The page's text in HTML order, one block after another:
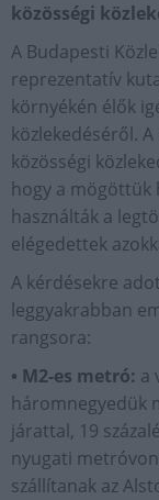
közösségi
A Budapesti
reprezentatív
környékén élők
közlekedéséről.
közösségi
hogy a mögöttük
használták a
elégedettek
A kérdésekre
leggyakrabban
rangsora:
• M2-es metró: a
háromnegyedük
járattal, 19
nyugati
szállítanak az